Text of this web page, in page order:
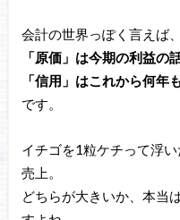
会計の世界っぽく言えば、
「原価」は今期の利益の話
「信用」はこれから何年
です。
イチゴを1粒ケチって浮
売上。
どちらが大きいか、本当